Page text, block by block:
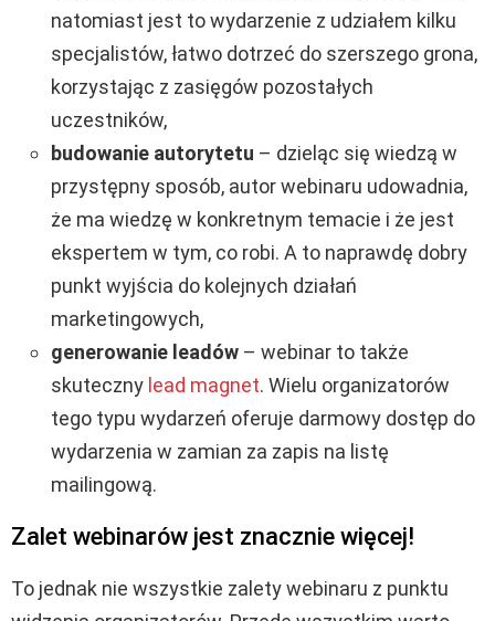
natomiast jest to wydarzenie z udziałem kilku
specjalistów, łatwo dotrzeć do szerszego grona,
korzystając z zasięgów pozostałych
uczestników,
budowanie autorytetu – dzieląc się wiedzą w
przystępny sposób, autor webinaru udowadnia,
że ma wiedzę w konkretnym temacie i że jest
ekspertem w tym, co robi. A to naprawdę dobry
punkt wyjścia do kolejnych działań
marketingowych,
generowanie leadów – webinar to także
skuteczny lead magnet. Wielu organizatorów
tego typu wydarzeń oferuje darmowy dostęp do
wydarzenia w zamian za zapis na listę
mailingową.
Zalet webinarów jest znacznie więcej!
To jednak nie wszystkie zalety webinaru z punktu